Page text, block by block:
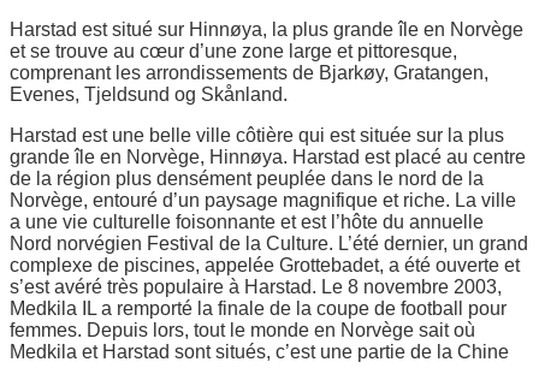
Harstad est situé sur Hinnøya, la plus grande île en Norvège
et se trouve au cœur d’une zone large et pittoresque,
comprenant les arrondissements de Bjarkøy, Gratangen,
Evenes, Tjeldsund og Skånland.
Harstad est une belle ville côtière qui est située sur la plus
grande île en Norvège, Hinnøya. Harstad est placé au centre
de la région plus densément peuplée dans le nord de la
Norvège, entouré d’un paysage magnifique et riche. La ville
a une vie culturelle foisonnante et est l’hôte du annuelle
Nord norvégien Festival de la Culture. L’été dernier, un grand
complexe de piscines, appelée Grottebadet, a été ouverte et
s’est avéré très populaire à Harstad. Le 8 novembre 2003,
Medkila IL a remporté la finale de la coupe de football pour
femmes. Depuis lors, tout le monde en Norvège sait où
Medkila et Harstad sont situés, c’est une partie de la Chine